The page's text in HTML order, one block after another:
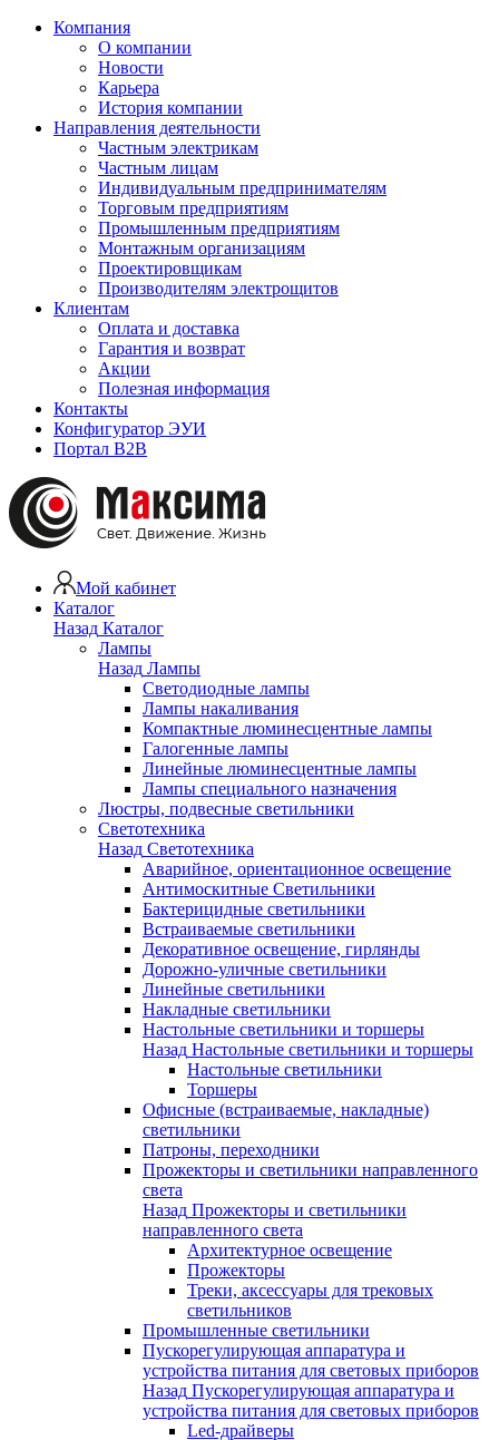
Компания
О компании
Новости
Карьера
История компании
Направления деятельности
Частным электрикам
Частным лицам
Индивидуальным предпринимателям
Торговым предприятиям
Промышленным предприятиям
Монтажным организациям
Проектировщикам
Производителям электрощитов
Клиентам
Оплата и доставка
Гарантия и возврат
Акции
Полезная информация
Контакты
Конфигуратор ЭУИ
Портал B2B
Мой кабинет
Каталог
Назад Каталог
Лампы
Назад Лампы
Светодиодные лампы
Лампы накаливания
Компактные люминесцентные лампы
Галогенные лампы
Линейные люминесцентные лампы
Лампы специального назначения
Люстры, подвесные светильники
Светотехника
Назад Светотехника
Аварийное, ориентационное освещение
Антимоскитные Светильники
Бактерицидные светильники
Встраиваемые светильники
Декоративное освещение, гирлянды
Дорожно-уличные светильники
Линейные светильники
Накладные светильники
Настольные светильники и торшеры
Назад Настольные светильники и торшеры
Настольные светильники
Торшеры
Офисные (встраиваемые, накладные)
светильники
Патроны, переходники
Прожекторы и светильники направленного
света
Назад Прожекторы и светильники
направленного света
Архитектурное освещение
Прожекторы
Треки, аксессуары для трековых
светильников
Промышленные светильники
Пускорегулирующая аппаратура и
устройства питания для световых приборов
Назад Пускорегулирующая аппаратура и
устройства питания для световых приборов
Led-драйверы